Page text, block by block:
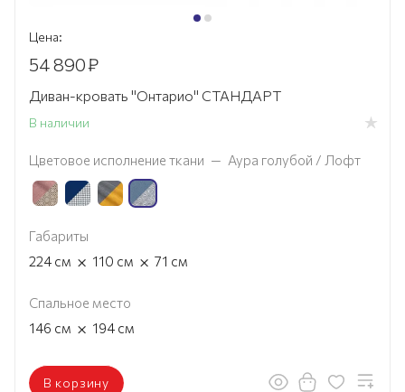
Цена:
54 890₽
Диван-кровать "Онтарио" СТАНДАРТ
В наличии
Цветовое исполнение ткани — Аура голубой / Лофт
Габариты
224 см × 110 см × 71 см
Спальное место
146 см × 194 см
В корзину